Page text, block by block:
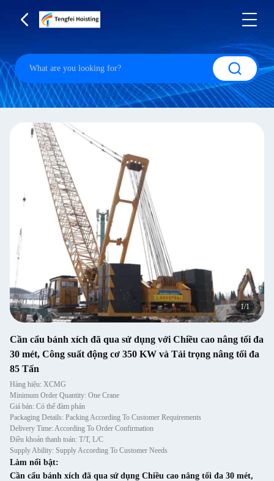
1/1
Cần cẩu bánh xích đã qua sử dụng với Chiều cao nâng tối đa
30 mét, Công suất động cơ 350 KW và Tải trọng nâng tối đa
85 Tấn
Hàng hiệu: XCMG
Minimum Order Quantity: One Crane
Giá bán: Có thể đàm phán
Packaging Details: Packing According To Customer Requirements
Delivery Time: According To Order Confirmation
Điều khoản thanh toán: T/T, L/C
Supply Ability: Supply According To Customer Needs
Làm nổi bật:
Cần cẩu bánh xích đã qua sử dụng Chiều cao nâng tối đa 30 mét,